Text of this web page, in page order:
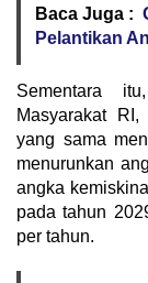
Baca Juga :
Pelantikan
Sementara
Masyarakat
yang sama
menurunkan
angka
pada tahun
per tahun.